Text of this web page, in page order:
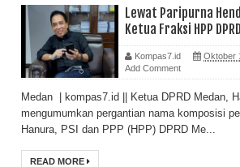
Lewat Paripurna
Ketua Fraksi HPP
Kompas7.id
Oktober
Add Comment
Medan | kompas7.id || Ketua DPRD Medan,
mengumumkan pergantian nama komposisi
Hanura, PSI dan PPP (HPP) DPRD Me...
READ MORE